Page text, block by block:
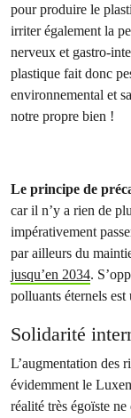
pour produire le
irriter également la
nerveux et gastro-
plastique fait donc
environnemental et
notre propre bien !
Le principe de
car il n’y a rien de
impérativement
par ailleurs du
jusqu’en 2034.
polluants éternels est
Solidarité
L’augmentation des
évidemment le
réalité très égoïste